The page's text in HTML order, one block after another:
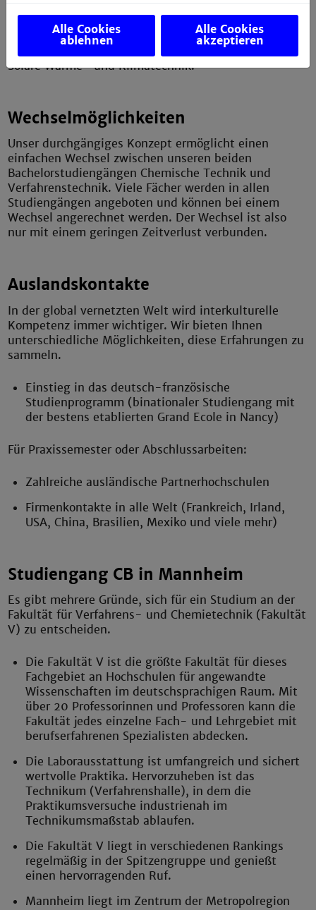
Studenten beteiligen können. Das fachspezifische
Detailwissen erhalten Sie in den Wahlfächern, wie z.
B. Einführung in die Regenerativen Energien oder
Solare Wärme- und Klimatechnik.
Wechselmöglichkeiten
Unser durchgängiges Konzept ermöglicht einen
einfachen Wechsel zwischen unseren beiden
Bachelorstudiengängen Chemische Technik und
Verfahrenstechnik. Viele Fächer werden in allen
Studiengängen angeboten und können bei einem
Wechsel angerechnet werden. Der Wechsel ist also
nur mit einem geringen Zeitverlust verbunden.
Auslandskontakte
In der global vernetzten Welt wird interkulturelle
Kompetenz immer wichtiger. Wir bieten Ihnen
unterschiedliche Möglichkeiten, diese Erfahrungen zu
sammeln.
Einstieg in das deutsch-französische
Studienprogramm (binationaler Studiengang mit
der bestens etablierten Grand Ecole in Nancy)
Für Praxissemester oder Abschlussarbeiten:
Zahlreiche ausländische Partnerhochschulen
Firmenkontakte in alle Welt (Frankreich, Irland,
USA, China, Brasilien, Mexiko und viele mehr)
Studiengang CB in Mannheim
Es gibt mehrere Gründe, sich für ein Studium an der
Fakultät für Verfahrens- und Chemietechnik (Fakultät
V) zu entscheiden.
Die Fakultät V ist die größte Fakultät für dieses
Fachgebiet an Hochschulen für angewandte
Wissenschaften im deutschsprachigen Raum. Mit
über 20 Professorinnen und Professoren kann die
Fakultät jedes einzelne Fach- und Lehrgebiet mit
berufserfahrenen Spezialisten abdecken.
Die Laborausstattung ist umfangreich und sichert
wertvolle Praktika. Hervorzuheben ist das
Technikum (Verfahrenshalle), in dem die
Praktikumsversuche industrienah im
Technikumsmaßstab ablaufen.
Die Fakultät V liegt in verschiedenen Rankings
regelmäßig in der Spitzengruppe und genießt
einen hervorragenden Ruf.
Mannheim liegt im Zentrum der Metropolregion
Alle Cookies
ablehnen
Alle Cookies
akzeptieren